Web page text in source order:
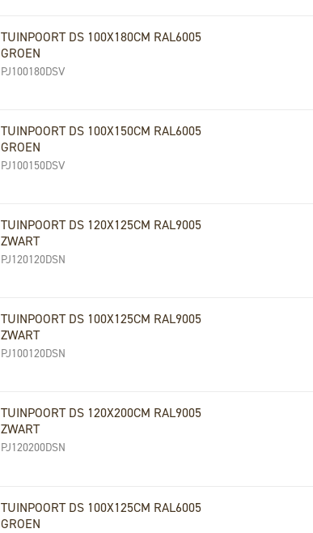
TUINPOORT DS 100X180CM RAL6005
GROEN
PJ100180DSV
TUINPOORT DS 100X150CM RAL6005
GROEN
PJ100150DSV
TUINPOORT DS 120X125CM RAL9005
ZWART
PJ120120DSN
TUINPOORT DS 100X125CM RAL9005
ZWART
PJ100120DSN
TUINPOORT DS 120X200CM RAL9005
ZWART
PJ120200DSN
TUINPOORT DS 100X125CM RAL6005
GROEN